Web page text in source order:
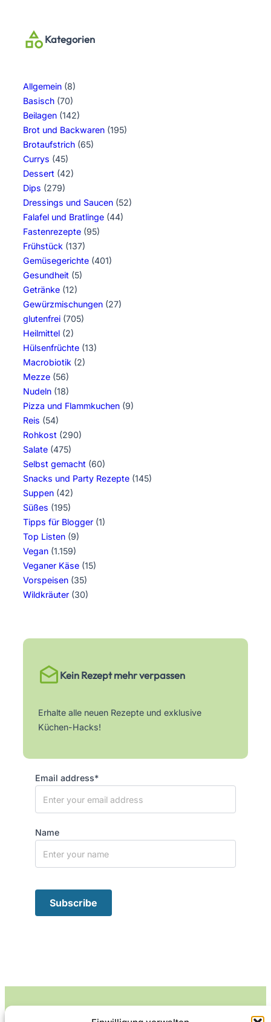
Kategorien
Allgemein (8)
Basisch (70)
Beilagen (142)
Brot und Backwaren (195)
Brotaufstrich (65)
Currys (45)
Dessert (42)
Dips (279)
Dressings und Saucen (52)
Falafel und Bratlinge (44)
Fastenrezepte (95)
Frühstück (137)
Gemüsegerichte (401)
Gesundheit (5)
Getränke (12)
Gewürzmischungen (27)
glutenfrei (705)
Heilmittel (2)
Hülsenfrüchte (13)
Macrobiotik (2)
Mezze (56)
Nudeln (18)
Pizza und Flammkuchen (9)
Reis (54)
Rohkost (290)
Salate (475)
Selbst gemacht (60)
Snacks und Party Rezepte (145)
Suppen (42)
Süßes (195)
Tipps für Blogger (1)
Top Listen (9)
Vegan (1.159)
Veganer Käse (15)
Vorspeisen (35)
Wildkräuter (30)
Kein Rezept mehr verpassen
Erhalte alle neuen Rezepte und exklusive
Küchen-Hacks!
Email address*
Name